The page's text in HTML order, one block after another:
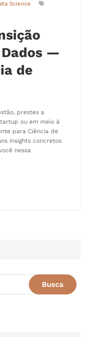
Science
—
de
prestes a
ou em meio à
para Ciência de
insights concretos
nessa